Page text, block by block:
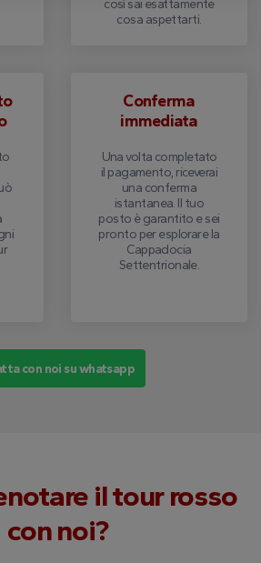
così sai esattamente
cosa aspettarti.
Conferma
immediata
Una volta completato
il pagamento, riceverai
una conferma
istantanea. Il tuo
posto è garantito e sei
pronto per esplorare la
Cappadocia
Settentrionale.
con noi su whatsapp
il tour rosso
con noi?